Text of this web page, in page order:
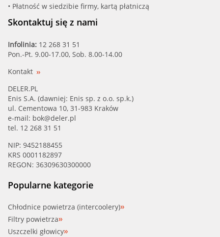
• Płatność w siedzibie firmy, kartą płatniczą
Skontaktuj się z nami
Infolinia: 12 268 31 51
Pon.-Pt. 9.00-17.00, Sob. 8.00-14.00
Kontakt
DELER.PL
Enis S.A. (dawniej: Enis sp. z o.o. sp.k.)
ul. Cementowa 10, 31-983 Kraków
e-mail: bok@deler.pl
tel. 12 268 31 51
NIP: 9452188455
KRS 0001182897
REGON: 36309630300000
Popularne kategorie
Chłodnice powietrza (intercoolery)
Filtry powietrza
Uszczelki głowicy